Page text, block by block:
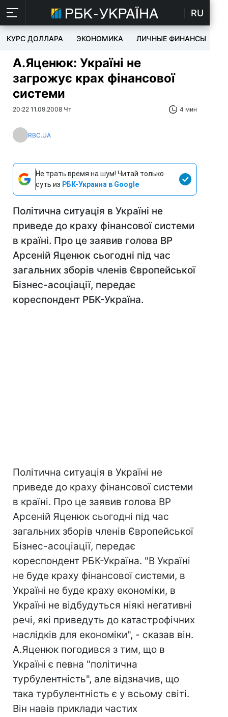
RU
КУРС ДОЛЛАРА ЭКОНОМИКА ЛИЧНЫЕ ФИНАНСЫ
А.Яценюк: Україні не
загрожує крах фінансової
системи
20:22 11.09.2008 Чт 4 мин
RBC.UA
Не трать время на шум! Читай только
суть из РБК-Украина в Google
Політична ситуація в Україні не
приведе до краху фінансової системи
в країні. Про це заявив голова ВР
Арсеній Яценюк сьогодні під час
загальних зборів членів Європейської
Бізнес-асоціації, передає
кореспондент РБК-Україна.
Політична ситуація в Україні не
приведе до краху фінансової системи
в країні. Про це заявив голова ВР
Арсеній Яценюк сьогодні під час
загальних зборів членів Європейської
Бізнес-асоціації, передає
кореспондент РБК-Україна. "В Україні
не буде краху фінансової системи, в
Україні не буде краху економіки, в
Україні не відбудуться ніякі негативні
речі, які приведуть до катастрофічних
наслідків для економіки", - сказав він.
А.Яценюк погодився з тим, що в
Україні є певна "політична
турбулентність", але відзначив, що
така турбулентність є у всьому світі.
Він навів приклади частих